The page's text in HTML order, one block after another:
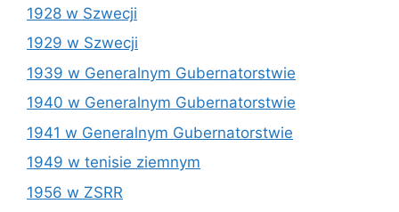
1928 w Szwecji
1929 w Szwecji
1939 w Generalnym Gubernatorstwie
1940 w Generalnym Gubernatorstwie
1941 w Generalnym Gubernatorstwie
1949 w tenisie ziemnym
1956 w ZSRR